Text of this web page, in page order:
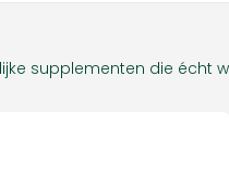
supplementen die écht